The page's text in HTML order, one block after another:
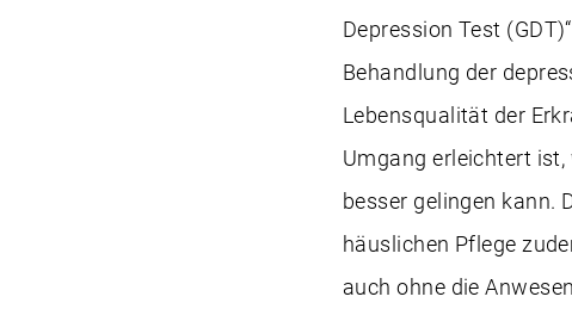
Depression Test
Behandlung der
Lebensqualität der
Umgang erleichtert
besser gelingen kann.
häuslichen Pflege
auch ohne die